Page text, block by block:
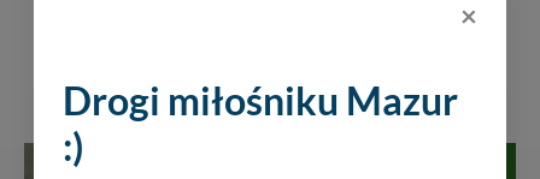
×
Drogi miłośniku Mazur
:)